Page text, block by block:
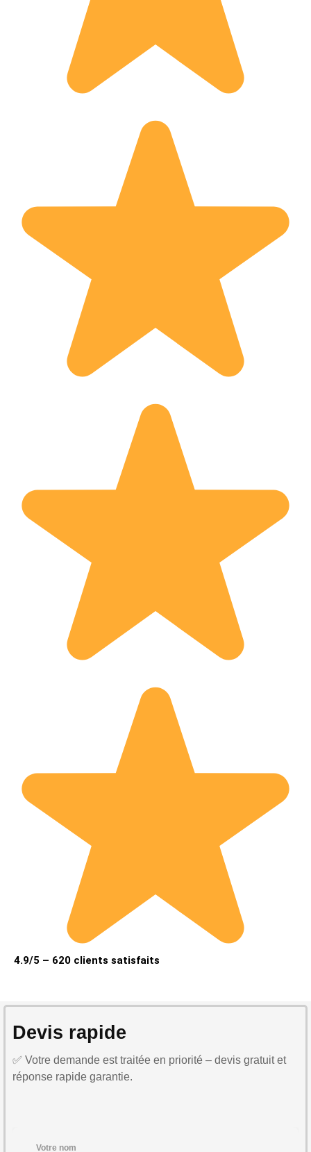
4.9/5 – 620 clients satisfaits
Devis rapide
✅ Votre demande est traitée en priorité – devis gratuit et
réponse rapide garantie.
Votre nom